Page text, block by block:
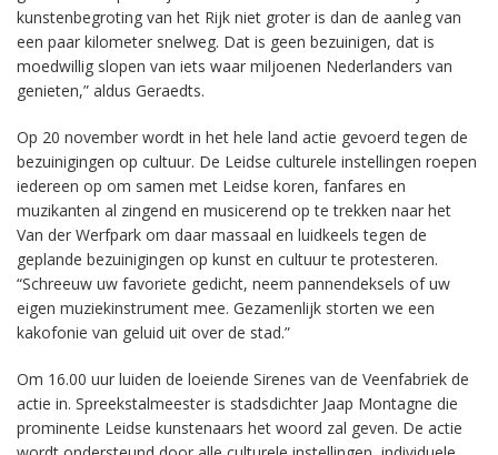
kunstenbegroting van het Rijk niet groter is dan de aanleg van
een paar kilometer snelweg. Dat is geen bezuinigen, dat is
moedwillig slopen van iets waar miljoenen Nederlanders van
genieten,” aldus Geraedts.
Op 20 november wordt in het hele land actie gevoerd tegen de
bezuinigingen op cultuur. De Leidse culturele instellingen roepen
iedereen op om samen met Leidse koren, fanfares en
muzikanten al zingend en musicerend op te trekken naar het
Van der Werfpark om daar massaal en luidkeels tegen de
geplande bezuinigingen op kunst en cultuur te protesteren.
“Schreeuw uw favoriete gedicht, neem pannendeksels of uw
eigen muziekinstrument mee. Gezamenlijk storten we een
kakofonie van geluid uit over de stad.”
Om 16.00 uur luiden de loeiende Sirenes van de Veenfabriek de
actie in. Spreekstalmeester is stadsdichter Jaap Montagne die
prominente Leidse kunstenaars het woord zal geven. De actie